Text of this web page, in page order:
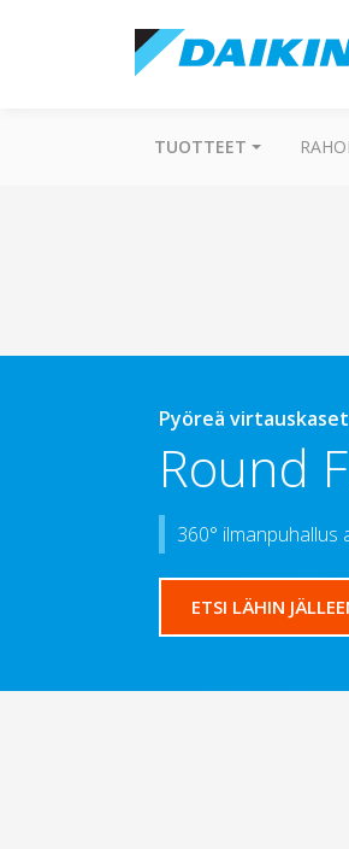
TUOTTEET
Pyöreä
Round
360° ilmanpuhallus
ETSI LÄHIN